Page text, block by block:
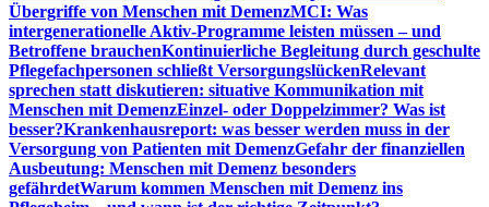
Übergriffe von Menschen mit DemenzMCI: Was
intergenerationelle Aktiv-Programme leisten müssen – und
Betroffene brauchenKontinuierliche Begleitung durch geschulte
Pflegefachpersonen schließt VersorgungslückenRelevant
sprechen statt diskutieren: situative Kommunikation mit
Menschen mit DemenzEinzel- oder Doppelzimmer? Was ist
besser?Krankenhausreport: was besser werden muss in der
Versorgung von Patienten mit DemenzGefahr der finanziellen
Ausbeutung: Menschen mit Demenz besonders
gefährdetWarum kommen Menschen mit Demenz ins